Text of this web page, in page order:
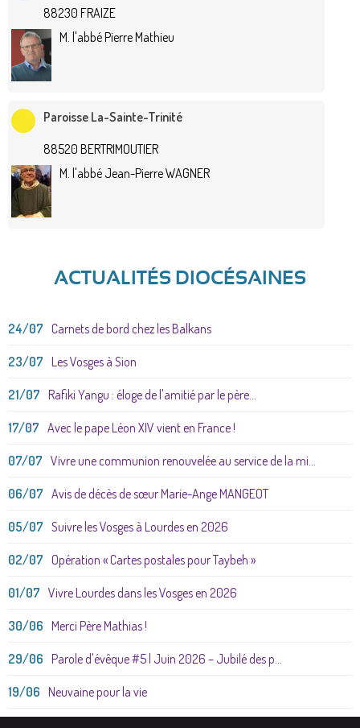
88230 FRAIZE
M. l'abbé Pierre Mathieu
Paroisse La-Sainte-Trinité
88520 BERTRIMOUTIER
M. l'abbé Jean-Pierre WAGNER
ACTUALITÉS DIOCÉSAINES
24/07 Carnets de bord chez les Balkans
23/07 Les Vosges à Sion
21/07 Rafiki Yangu : éloge de l'amitié par le père...
17/07 Avec le pape Léon XIV vient en France !
07/07 Vivre une communion renouvelée au service de la mi...
06/07 Avis de décès de sœur Marie-Ange MANGEOT
05/07 Suivre les Vosges à Lourdes en 2026
02/07 Opération « Cartes postales pour Taybeh »
01/07 Vivre Lourdes dans les Vosges en 2026
30/06 Merci Père Mathias !
29/06 Parole d'évêque #5 | Juin 2026 – Jubilé des p...
19/06 Neuvaine pour la vie